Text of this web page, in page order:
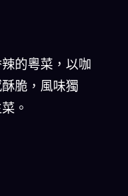
的粵菜，以咖
脆，風味獨
。